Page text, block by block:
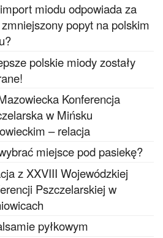
miodu odpowiada za
popyt na polskim
polskie miody zostały
Konferencja
w Mińsku
– relacja
miejsce pod pasiekę?
z XXVIII Wojewódzkiej
Pszczelarskiej w
pyłkowym